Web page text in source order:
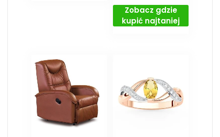
Zobacz gdzie
kupić najtaniej